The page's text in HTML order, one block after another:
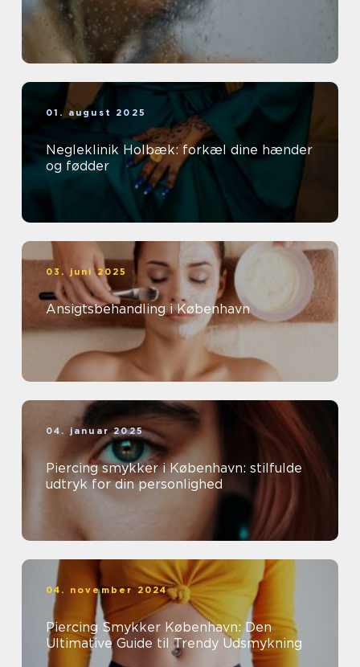
01. august 2025
Negleklinik Holbæk: forkæl dine hænder
og fødder
03. juni 2025
Ansigtsbehandling i København
04. januar 2025
Piercing smykker i København: stilfulde
udtryk for din personlighed
04. november 2024
Piercing Smykker København: Den
Ultimative Guide til Trendy Udsmykning